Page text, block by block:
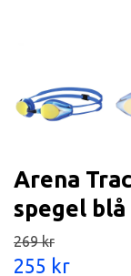
Arena
spegel blå
269 kr
255 kr